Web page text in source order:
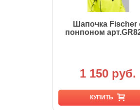
Шапочка Fischer
понпоном
1 150 руб.
КУПИТЬ